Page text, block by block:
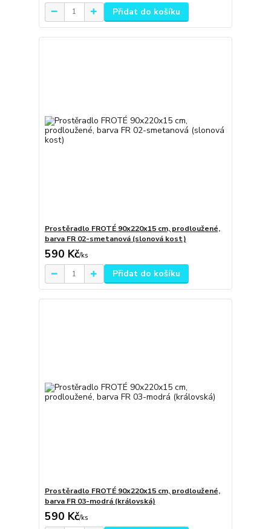
Přidat do košíku
Prostěradlo FROTÉ 90x220x15 cm, prodloužené,
barva FR 02-smetanová (slonová kost)
590 Kč/ks
Přidat do košíku
Prostěradlo FROTÉ 90x220x15 cm, prodloužené,
barva FR 03-modrá (královská)
590 Kč/ks